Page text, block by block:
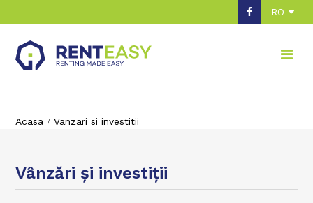
RO
Acasa Vanzari si investitii
Vânzări şi investiţii